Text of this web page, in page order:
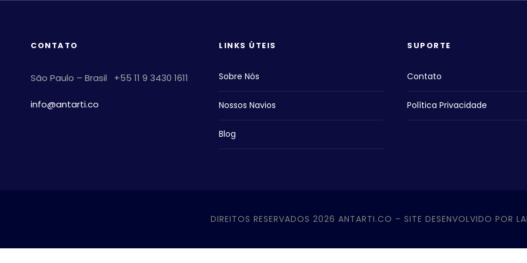
CONTATO
São Paulo – Brasil +55 11 9 3430 1611
info@antarti.co
LINKS ÚTEIS
Sobre Nós
Nossos Navios
Blog
SUPORTE
Contato
Política Privacidade
DIREITOS RESERVADOS 2026 ANTARTI.CO – SITE DESENVOLVIDO POR